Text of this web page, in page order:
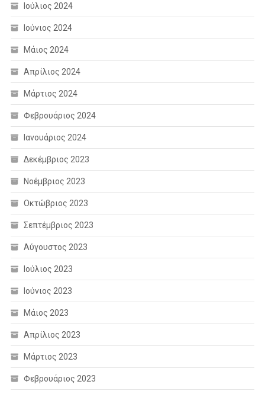
Ιούλιος 2024
Ιούνιος 2024
Μάιος 2024
Απρίλιος 2024
Μάρτιος 2024
Φεβρουάριος 2024
Ιανουάριος 2024
Δεκέμβριος 2023
Νοέμβριος 2023
Οκτώβριος 2023
Σεπτέμβριος 2023
Αύγουστος 2023
Ιούλιος 2023
Ιούνιος 2023
Μάιος 2023
Απρίλιος 2023
Μάρτιος 2023
Φεβρουάριος 2023